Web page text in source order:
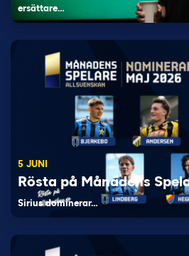
ersättare…
5 JUNI
Rösta på Månadens
Sirius dominerar…